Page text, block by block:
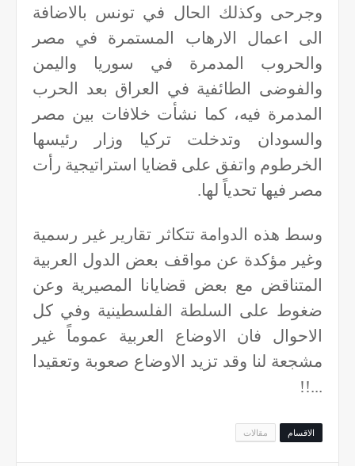
وجرحى وكذلك الحال في تونس بالاضافة
الى اعمال الارهاب المستمرة في مصر
والحروب المدمرة في سوريا واليمن
والفوضى الطائفية في العراق بعد الحرب
المدمرة فيه، كما نشأت خلافات بين مصر
والسودان وتدخلت تركيا وزار رئيسها
الخرطوم واتفق على قضايا استراتيجية رأت
مصر فيها تحدياً لها.
وسط هذه الدوامة تتكاثر تقارير غير رسمية
وغير مؤكدة عن مواقف بعض الدول العربية
المتناقض مع بعض قضايانا المصيرية وعن
ضغوط على السلطة الفلسطينية وفي كل
الاحوال فان الاوضاع العربية عموماً غير
مشجعة لنا وقد تزيد الاوضاع صعوبة وتعقيدا
...!!
الاقسام مقالات